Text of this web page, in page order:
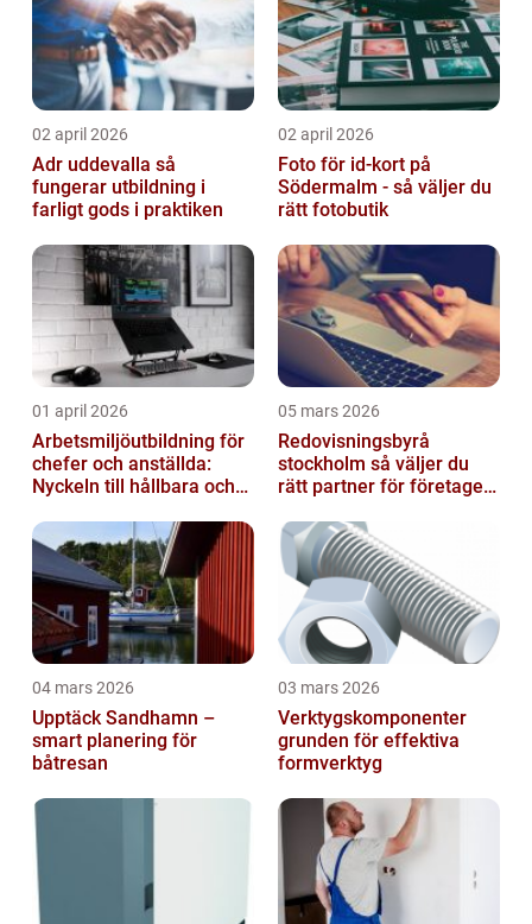
02 april 2026
Adr uddevalla så
fungerar utbildning i
farligt gods i praktiken
02 april 2026
Foto för id-kort på
Södermalm - så väljer du
rätt fotobutik
01 april 2026
Arbetsmiljöutbildning för
chefer och anställda:
Nyckeln till hållbara och
05 mars 2026
Redovisningsbyrå
stockholm så väljer du
rätt partner för företagets
04 mars 2026
Upptäck Sandhamn –
smart planering för
båtresan
03 mars 2026
Verktygskomponenter
grunden för effektiva
formverktyg